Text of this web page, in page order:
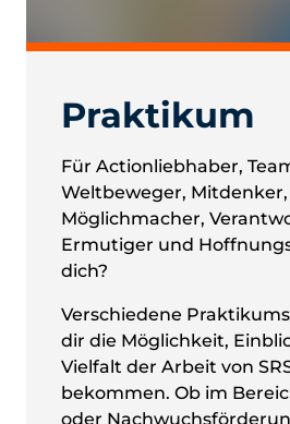
Praktikum
Für Actionliebhaber,
Weltbeweger, Mitdenker,
Möglichmacher,
Ermutiger und
dich?
Verschiedene
dir die Möglichkeit,
Vielfalt der Arbeit von
bekommen. Ob im
oder